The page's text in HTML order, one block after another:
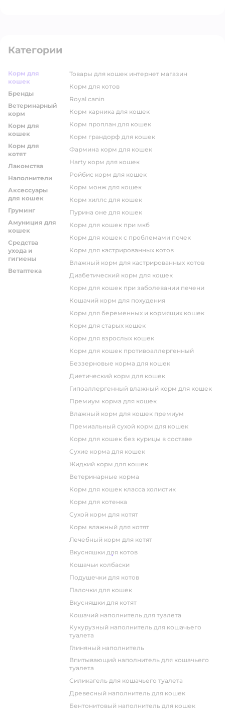
Категории
Корм для
кошек
Бренды
Ветеринарный
корм
Корм для
кошек
Корм для
котят
Лакомства
Наполнители
Аксессуары
для кошек
Груминг
Амуниция для
кошек
Средства
ухода и
гигиены
Ветаптека
товары для кошек интернет магазин
корм для котов
royal canin
корм карника для кошек
корм проплан для кошек
корм грандорф для кошек
фармина корм для кошек
harty корм для кошек
ройбис корм для кошек
корм монж для кошек
корм хиллс для кошек
пурина оне для кошек
корм для кошек при мкб
корм для кошек с проблемами почек
Корм для кастрированных котов
влажный корм для кастрированных котов
диабетический корм для кошек
корм для кошек при заболевании печени
кошачий корм для похудения
корм для беременных и кормящих кошек
корм для старых кошек
корм для взрослых кошек
корм для кошек противоаллергенный
беззерновые корма для кошек
диетический корм для кошек
гипоаллергенный влажный корм для кошек
премиум корма для кошек
влажный корм для кошек премиум
премиальный сухой корм для кошек
корм для кошек без курицы в составе
сухие корма для кошек
жидкий корм для кошек
ветеринарные корма
корм для кошек класса холистик
корм для котенка
сухой корм для котят
корм влажный для котят
лечебный корм для котят
вкусняшки для котов
кошачьи колбаски
подушечки для котов
палочки для кошек
вкусняшки для котят
кошачий наполнитель для туалета
кукурузный наполнитель для кошачьего
туалета
глиняный наполнитель
впитывающий наполнитель для кошачьего
туалета
силикагель для кошачьего туалета
древесный наполнитель для кошек
бентонитовый наполнитель для кошек